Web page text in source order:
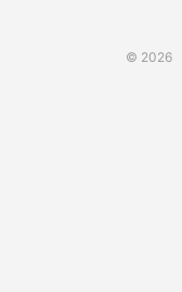
© 2026